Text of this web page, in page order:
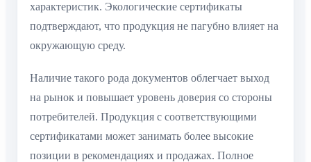
характеристик. Экологические сертификаты
подтверждают, что продукция не пагубно влияет на
окружающую среду.
Наличие такого рода документов облегчает выход
на рынок и повышает уровень доверия со стороны
потребителей. Продукция с соответствующими
сертификатами может занимать более высокие
позиции в рекомендациях и продажах. Полное